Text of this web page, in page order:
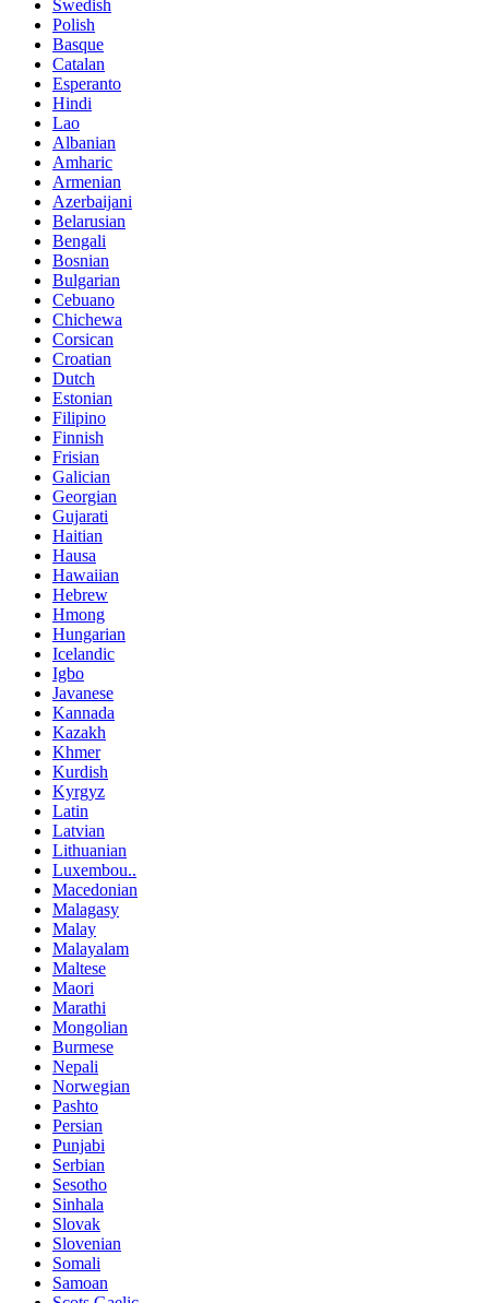
Swedish
Polish
Basque
Catalan
Esperanto
Hindi
Lao
Albanian
Amharic
Armenian
Azerbaijani
Belarusian
Bengali
Bosnian
Bulgarian
Cebuano
Chichewa
Corsican
Croatian
Dutch
Estonian
Filipino
Finnish
Frisian
Galician
Georgian
Gujarati
Haitian
Hausa
Hawaiian
Hebrew
Hmong
Hungarian
Icelandic
Igbo
Javanese
Kannada
Kazakh
Khmer
Kurdish
Kyrgyz
Latin
Latvian
Lithuanian
Luxembou..
Macedonian
Malagasy
Malay
Malayalam
Maltese
Maori
Marathi
Mongolian
Burmese
Nepali
Norwegian
Pashto
Persian
Punjabi
Serbian
Sesotho
Sinhala
Slovak
Slovenian
Somali
Samoan